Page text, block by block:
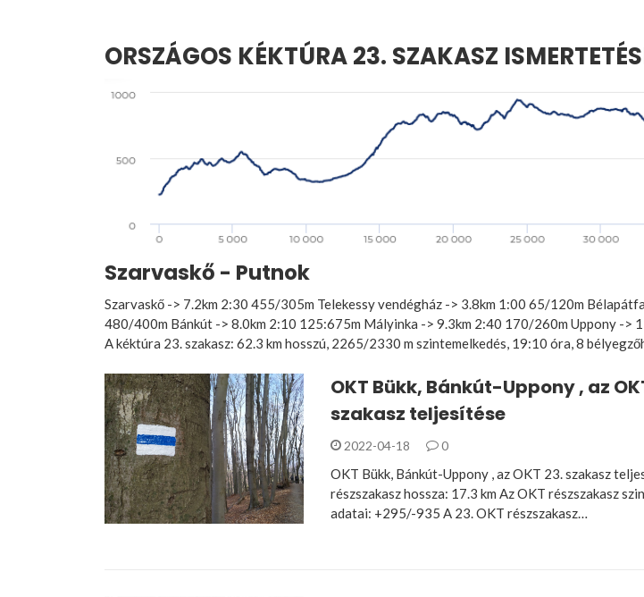
ORSZÁGOS KÉKTÚRA 23. SZAKASZ
Szarvaskő - Putnok
Szarvaskő -> 7.2km 2:30 455/305m Telekessy vendégház -> 3.8km 1:00 65/120m
480/400m Bánkút -> 8.0km 2:10 125:675m Mályinka -> 9.3km 2:40 170/260m Uppony ->
A kéktúra 23. szakasz: 62.3 km hosszú, 2265/2330 m szintemelkedés, 19:10 óra, 8
OKT Bükk, Bánkút-Uppony , az
szakasz teljesítése
2022-04-18 0
OKT Bükk, Bánkút-Uppony , az OKT 23. szakasz
részszakasz hossza: 17.3 km Az OKT részszakasz
adatai: +295/-935 A 23. OKT részszakasz…